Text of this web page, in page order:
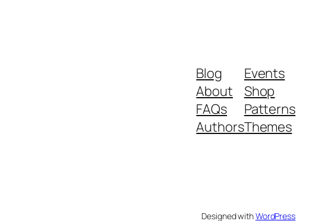
Blog
About
FAQs
Authors
Events
Shop
Patterns
Themes
Designed withWordPress